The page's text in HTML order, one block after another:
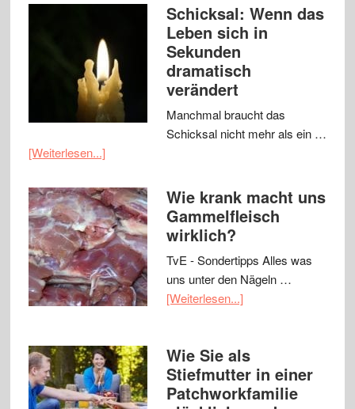
Schicksal: Wenn das
Leben sich in
Sekunden
dramatisch
verändert
Manchmal braucht das
Schicksal nicht mehr als ein …
[Weiterlesen...]
Wie krank macht uns
Gammelfleisch
wirklich?
TvE - Sondertipps Alles was
uns unter den Nägeln …
[Weiterlesen...]
Wie Sie als
Stiefmutter in einer
Patchworkfamilie